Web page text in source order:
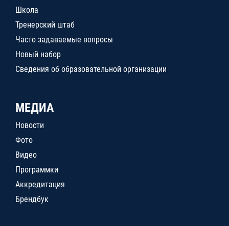
Школа
Тренерский штаб
Часто задаваемые вопросы
Новый набор
Сведения об образовательной организации
МЕДИА
Новости
Фото
Видео
Программки
Аккредитация
Брендбук